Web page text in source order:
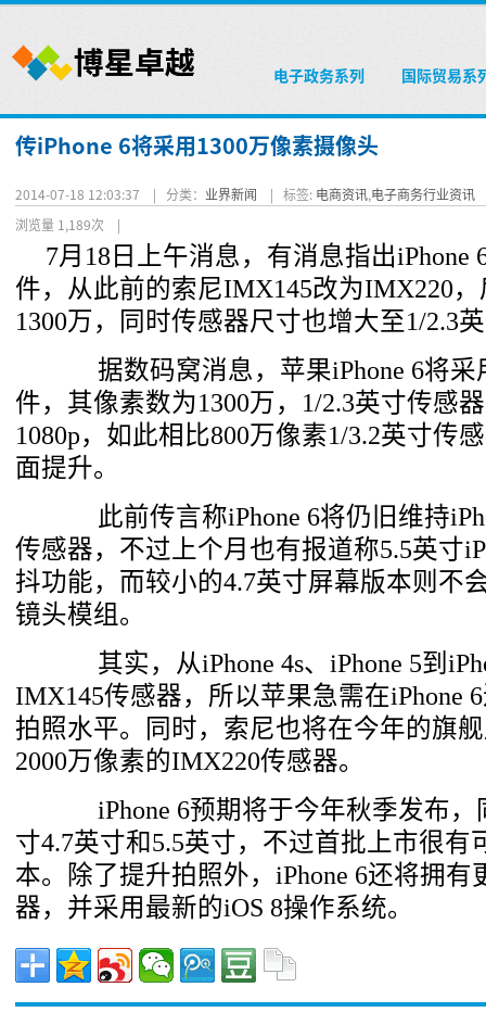
电子政务系列 国际贸易系
传iPhone 6将采用1300万像素摄像头
2014-07-18 12:03:37 | 分类： 业界新闻 | 标签: 电商资讯,电子商务行业资讯
浏览量 1,189次 |
7月18日上午消息，有消息指出iPhone
件，从此前的索尼IMX145改为IMX220
1300万，同时传感器尺寸也增大至1/2.3
据数码窝消息，苹果iPhone 6将采
件，其像素数为1300万，1/2.3英寸传感
1080p，如此相比800万像素1/3.2英寸传
面提升。
此前传言称iPhone 6将仍旧维持
传感器，不过上个月也有报道称5.5英寸
抖功能，而较小的4.7英寸屏幕版本则不
镜头模组。
其实，从iPhone 4s、iPhone 5到
IMX145传感器，所以苹果急需在iPhone
拍照水平。同时，索尼也将在今年的旗
2000万像素的IMX220传感器。
iPhone 6预期将于今年秋季发布，
寸4.7英寸和5.5英寸，不过首批上市很有
本。除了提升拍照外，iPhone 6还将拥
器，并采用最新的iOS 8操作系统。